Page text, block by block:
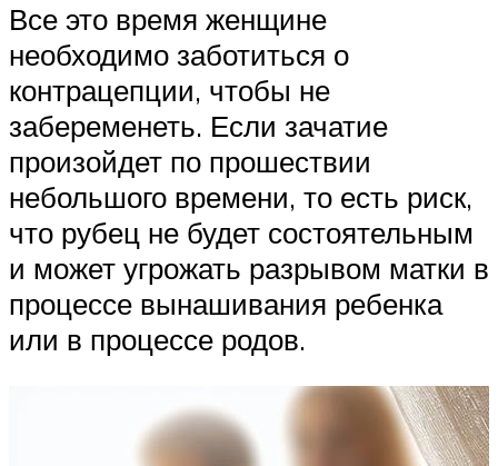
Все это время женщине
необходимо заботиться о
контрацепции, чтобы не
забеременеть. Если зачатие
произойдет по прошествии
небольшого времени, то есть риск,
что рубец не будет состоятельным
и может угрожать разрывом матки в
процессе вынашивания ребенка
или в процессе родов.